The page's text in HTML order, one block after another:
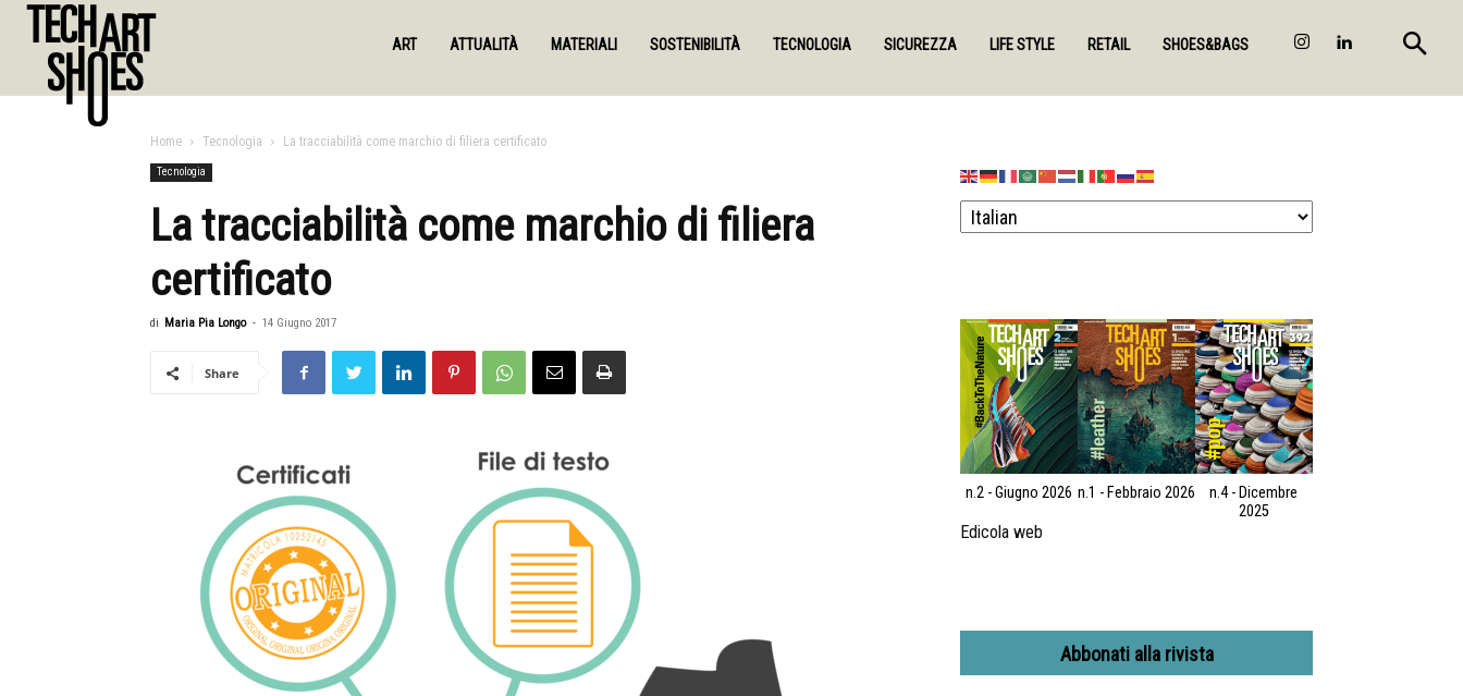
ART ATTUALITÀ MATERIALI SOSTENIBILITÀ TECNOLOGIA SICUREZZA LIFE STYLE RETAIL SHOES&BAGS
Home Tecnologia La tracciabilità come marchio di filiera certificato
Tecnologia
La tracciabilità come marchio di filiera
certificato
di Maria Pia Longo - 14 Giugno 2017
Share
n.2 - Giugno 2026 n.1 - Febbraio 2026
n.4 - Dicembre
2025
Edicola web
Abbonati alla rivista